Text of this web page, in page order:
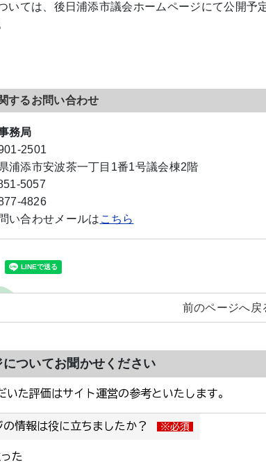
いては、後日浦添市議会ホームページにて公開予
するお問い合わせ
務局
2501
浦添市安波茶一丁目1番1号議会棟2階
5057
4826
問い合わせメールは こちら
前のページへ戻
についてお聞かせください